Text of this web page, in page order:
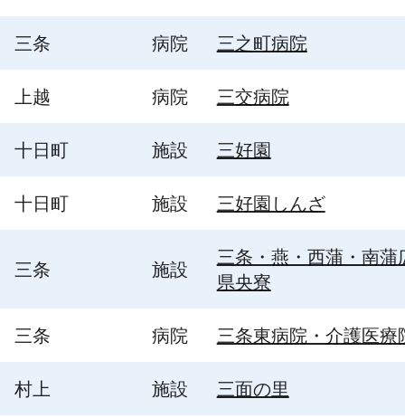
三条 病院 三之町病院
上越 病院 三交病院
十日町 施設 三好園
十日町 施設 三好園しんざ
三条 施設
三条・燕・西蒲・南
県央寮
三条 病院 三条東病院・介護医療
村上 施設 三面の里